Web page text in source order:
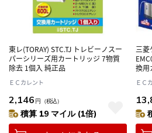
東レ(TORAY) STC.TJ トレビーノスー
パーシリーズ用カートリッジ 7物質
除去 1個入 純正品
ＥＣカレント
2,146 円 （税込）
積算 19 マイル (1倍)
三菱
換用
ＥＣ